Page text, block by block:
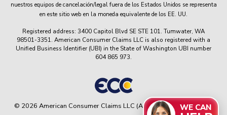
nuestros equipos de cancelación/legal fuera de los Estados Unidos se representa
en este sitio web en la moneda equivalente de los EE. UU.
Registered address: 3400 Capitol Blvd SE STE 101. Tumwater, WA
98501-3351. American Consumer Claims LLC is also registered with a
Unified Business Identifier (UBI) in the State of Washington UBI number
604 865 973.
© 2026 American Consumer Claims LLC (ACC) All rights reserved.
WE CAN